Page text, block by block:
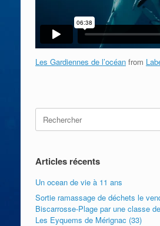
Les Gardiennes de l’océan from
Search
for:
Articles récents
Un ocean de vie à 11 ans
Sortie ramassage de déchets le
Biscarrosse-Plage par une classe
Les Eyquems de Mérignac (33)